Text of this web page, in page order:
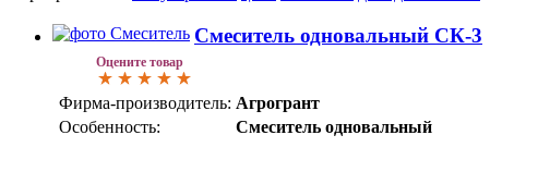
Оцените товар
Смеситель одновальный СК-3
Фирма-производитель: Агрогрант
Особенность:
Смеситель одновальный